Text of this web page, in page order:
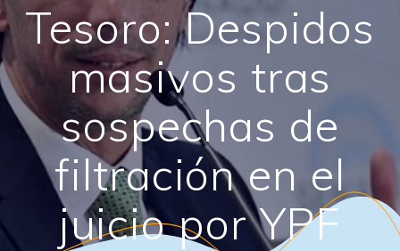
Tesoro: Despidos
masivos tras
sospechas de
filtración en el
juicio por YPF